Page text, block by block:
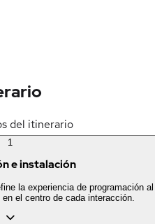
del itinerario
1
e instalación
la experiencia de programación al
el centro de cada interacción.